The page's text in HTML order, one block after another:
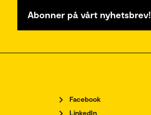
Abonner på vårt nyhetsbrev!
Facebook
LinkedIn